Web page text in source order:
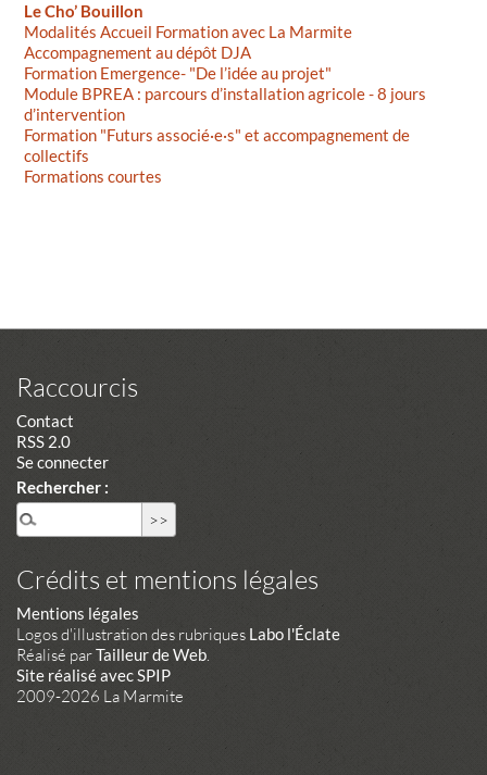
Le Cho’ Bouillon
Modalités Accueil Formation avec La Marmite
Accompagnement au dépôt DJA
Formation Emergence- "De l’idée au projet"
Module BPREA : parcours d’installation agricole - 8 jours
d’intervention
Formation "Futurs associé·e·s" et accompagnement de
collectifs
Formations courtes
Raccourcis
Contact
RSS 2.0
Se connecter
Rechercher :
Crédits et mentions légales
Mentions légales
Logos d'illustration des rubriques Labo l'Éclate
Réalisé parTailleur de Web.
Site réalisé avec SPIP
2009-2026 La Marmite